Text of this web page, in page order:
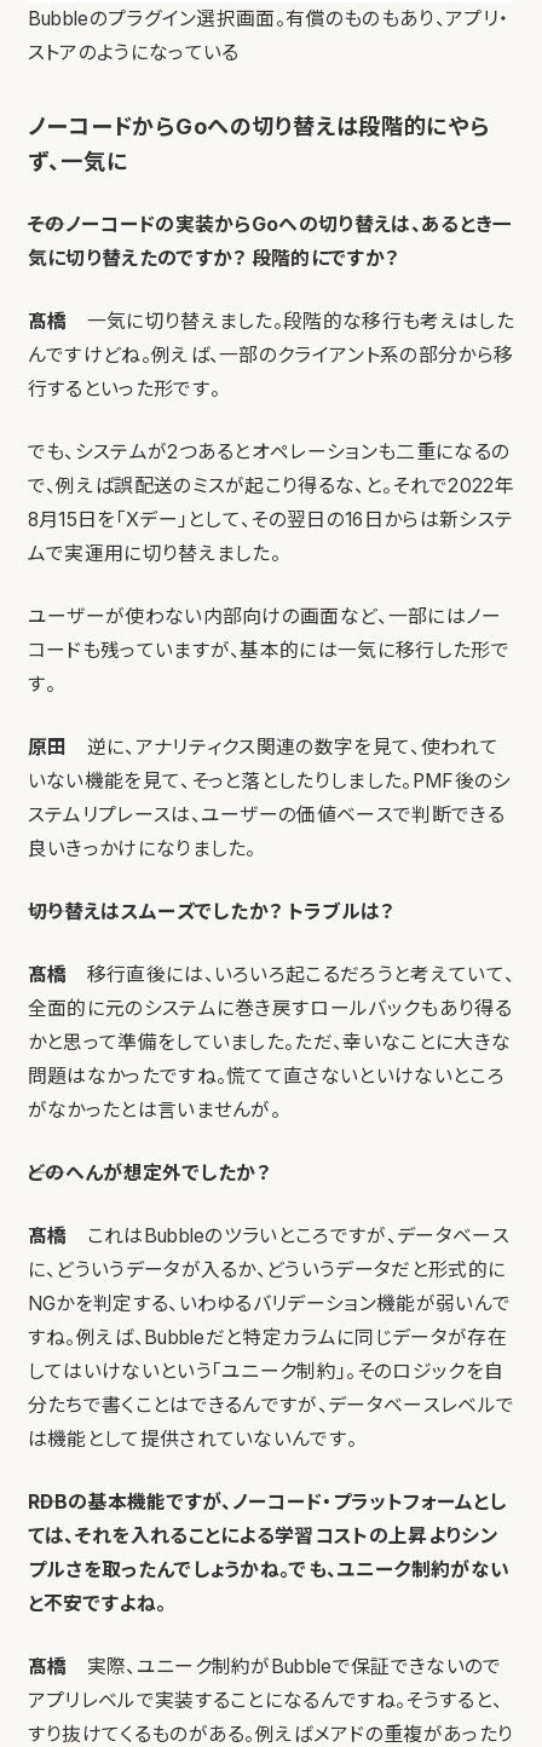
Bubbleのプラグイン選択画面。有償のものもあり、アプリ・
ストアのようになっている
ノーコードからGoへの切り替えは段階的にやら
ず、一気に
――そのノーコードの実装からGoへの切り替えは、あるとき一
気に切り替えたのですか？ 段階的にですか？
髙橋 一気に切り替えました。段階的な移行も考えはした
んですけどね。例えば、一部のクライアント系の部分から移
行するといった形です。
でも、システムが2つあるとオペレーションも二重になるの
で、例えば誤配送のミスが起こり得るな、と。それで2022年
8月15日を「Xデー」として、その翌日の16日からは新システ
ムで実運用に切り替えました。
ユーザーが使わない内部向けの画面など、一部にはノー
コードも残っていますが、基本的には一気に移行した形で
す。
原田
逆に、アナリティクス関連の数字を見て、使われて
いない機能を見て、そっと落としたりしました。PMF後のシ
ステムリプレースは、ユーザーの価値ベースで判断できる
良いきっかけになりました。
――切り替えはスムーズでしたか？ トラブルは？
髙橋 移行直後には、いろいろ起こるだろうと考えていて、
全面的に元のシステムに巻き戻すロールバックもあり得る
かと思って準備をしていました。ただ、幸いなことに大きな
問題はなかったですね。慌てて直さないといけないところ
がなかったとは言いませんが。
――どのへんが想定外でしたか？
髙橋 これはBubbleのツラいところですが、データベース
に、どういうデータが入るか、どういうデータだと形式的に
NGかを判定する、いわゆるバリデーション機能が弱いんで
すね。例えば、Bubbleだと特定カラムに同じデータが存在
してはいけないという「ユニーク制約」。そのロジックを自
分たちで書くことはできるんですが、データベースレベルで
は機能として提供されていないんです。
――RDBの基本機能ですが、ノーコード・プラットフォームとし
ては、それを入れることによる学習コストの上昇よりシン
プルさを取ったんでしょうかね。でも、ユニーク制約がない
と不安ですよね。
髙橋 実際、ユニーク制約がBubbleで保証できないので
アプリレベルで実装することになるんですね。そうすると、
すり抜けてくるものがある。例えばメアドの重複があったり